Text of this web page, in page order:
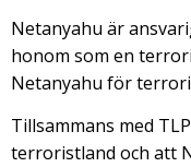
Netanyahu är
honom som en
Netanyahu för
Tillsammans med
terroristland och att